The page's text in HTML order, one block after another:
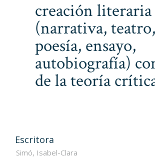
creación literaria
(narrativa, teatro,
poesía, ensayo,
autobiografía)
de la teoría
Escritora